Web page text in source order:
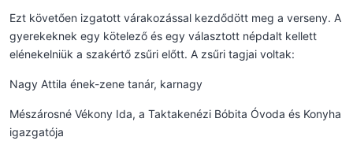
Ezt követően izgatott várakozással kezdődött meg a verseny. A
gyerekeknek egy kötelező és egy választott népdalt kellett
elénekelniük a szakértő zsűri előtt. A zsűri tagjai voltak:
Nagy Attila ének-zene tanár, karnagy
Mészárosné Vékony Ida, a Taktakenézi Bóbita Óvoda és Konyha
igazgatója